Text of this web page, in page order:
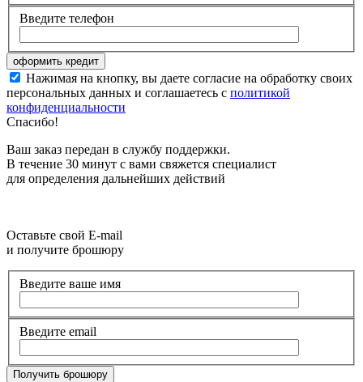
Введите телефон
Нажимая на кнопку, вы даете согласие на обработку своих
персональных данных и соглашаетесь с политикой
конфиденциальности
Спасибо!
Ваш заказ передан в службу поддержки.
В течение 30 минут с вами свяжется специалист
для определения дальнейших действий
Оставьте свой E-mail
и получите брошюру
Введите ваше имя
Введите email